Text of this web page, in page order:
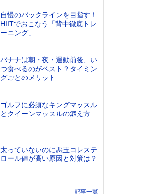
自慢のバックラインを目指す！
HIITでおこなう「背中徹底トレ
ーニング」
バナナは朝・夜・運動前後、い
つ食べるのがベスト？タイミン
グごとのメリット
ゴルフに必須なキングマッスル
とクイーンマッスルの鍛え方
太っていないのに悪玉コレステ
ロール値が高い原因と対策は？
記事一覧